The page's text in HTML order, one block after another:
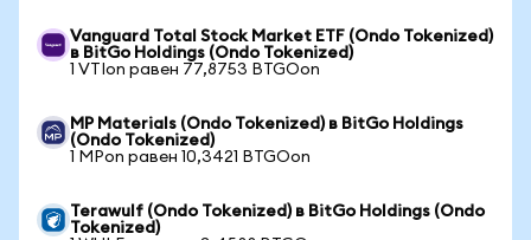
Vanguard Total Stock Market ETF (Ondo Tokenized)
в BitGo Holdings (Ondo Tokenized)
1 VTIon равен 77,8753 BTGOon
MP Materials (Ondo Tokenized) в BitGo Holdings
(Ondo Tokenized)
1 MPon равен 10,3421 BTGOon
Terawulf (Ondo Tokenized) в BitGo Holdings (Ondo
Tokenized)